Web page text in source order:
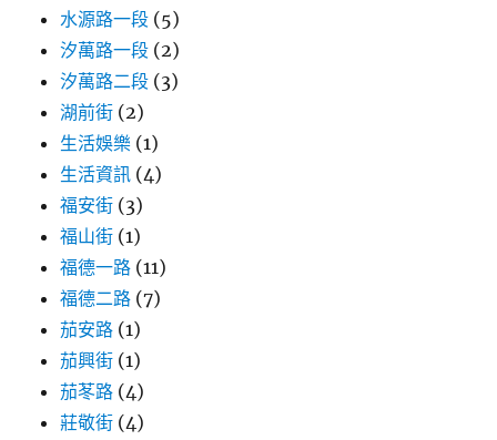
水源路一段 (5)
汐萬路一段 (2)
汐萬路二段 (3)
湖前街 (2)
生活娛樂 (1)
生活資訊 (4)
福安街 (3)
福山街 (1)
福德一路 (11)
福德二路 (7)
茄安路 (1)
茄興街 (1)
茄苳路 (4)
莊敬街 (4)